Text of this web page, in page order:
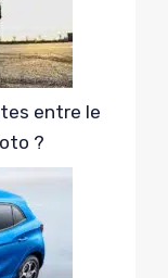
entre le
?